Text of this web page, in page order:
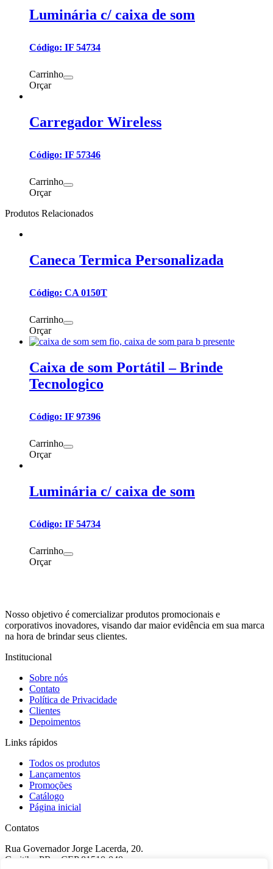
Luminária c/ caixa de som
Código: IF 54734
Carrinho
Orçar
Carregador Wireless
Código: IF 57346
Carrinho
Orçar
Produtos Relacionados
Caneca Termica Personalizada
Código: CA 0150T
Carrinho
Orçar
Caixa de som Portátil – Brinde
Tecnologico
Código: IF 97396
Carrinho
Orçar
Luminária c/ caixa de som
Código: IF 54734
Carrinho
Orçar
Nosso objetivo é comercializar produtos promocionais e
corporativos inovadores, visando dar maior evidência em sua marca
na hora de brindar seus clientes.
Institucional
Sobre nós
Contato
Política de Privacidade
Clientes
Depoimentos
Links rápidos
Todos os produtos
Lançamentos
Promoções
Catálogo
Página inicial
Contatos
Rua Governador Jorge Lacerda, 20.
Curitiba-PR – CEP 81510-040